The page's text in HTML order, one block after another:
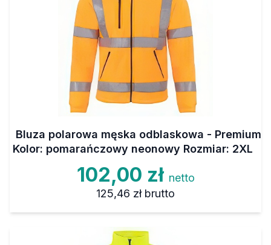
Bluza polarowa męska odblaskowa - Premium
Kolor: pomarańczowy neonowy Rozmiar: 2XL
102,00 zł netto
125,46 zł brutto